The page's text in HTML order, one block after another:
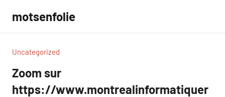
contenu
motsenfolie
Uncategorized
Zoom sur
https://www.montrealinformatiquer